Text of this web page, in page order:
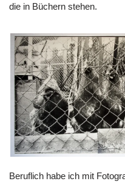
die in Büchern stehen.
Beruflich habe ich mit